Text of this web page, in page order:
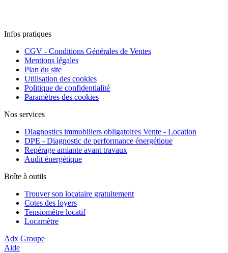
Infos pratiques
CGV - Conditions Générales de Ventes
Mentions légales
Plan du site
Utilisation des cookies
Politique de confidentialité
Paramètres des cookies
Nos services
Diagnostics immobiliers obligatoires Vente - Location
DPE - Diagnostic de performance énergétique
Repérage amiante avant travaux
Audit énergétique
Boîte à outils
Trouver son locataire gratuitement
Cotes des loyers
Tensiomètre locatif
Locamètre
Adx Groupe
Aide